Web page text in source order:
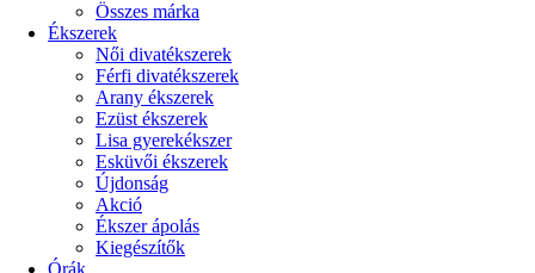
Összes márka
Ékszerek
Női divatékszerek
Férfi divatékszerek
Arany ékszerek
Ezüst ékszerek
Lisa gyerekékszer
Esküvői ékszerek
Újdonság
Akció
Ékszer ápolás
Kiegészítők
Órák